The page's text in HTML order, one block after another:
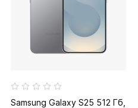
Samsung Galaxy S25 512 Гб,